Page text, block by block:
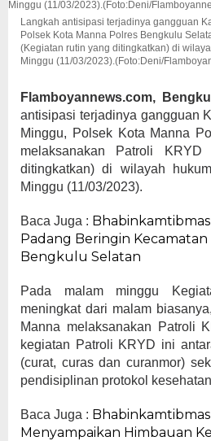
Langkah antisipasi terjadinya gangguan
Polsek Kota Manna Polres Bengkulu
(Kegiatan rutin yang ditingkatkan) di
Minggu (11/03/2023).(Foto:Deni/
Flamboyannews.com,
antisipasi terjadinya gangguan
Minggu, Polsek Kota Manna
melaksanakan Patroli
ditingkatkan) di wilayah
Minggu (11/03/2023).
Baca Juga :
Padang Beringin Kecamatan
Bengkulu Selatan
Pada malam minggu
meningkat dari malam
Manna melaksanakan Patroli
kegiatan Patroli KRYD ini
(curat, curas dan curanmor)
pendisiplinan protokol
Baca Juga :
Menyampaikan Himbauan